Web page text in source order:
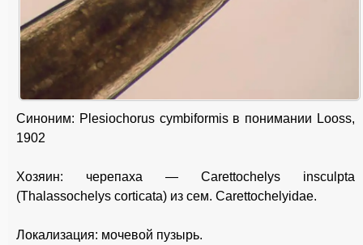
Синоним: Plesiochorus cymbiformis в понимании Looss,
1902
Хозяин: черепаха — Carettochelys insculpta
(Thalassochelys corticata) из сем. Carettochelyidae.
Локализация: мочевой пузырь.